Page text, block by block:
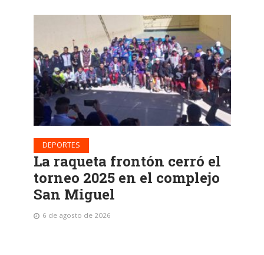
DEPORTES
La raqueta frontón cerró el
torneo 2025 en el complejo
San Miguel
6 de agosto de 2026